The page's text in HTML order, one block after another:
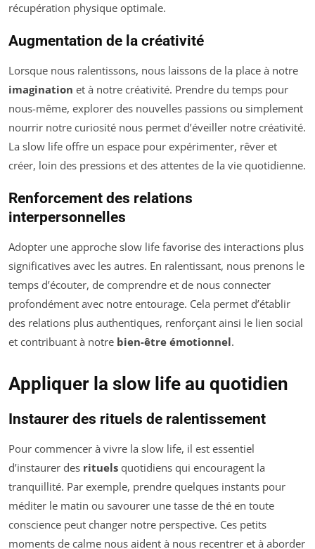
récupération physique optimale.
Augmentation de la créativité
Lorsque nous ralentissons, nous laissons de la place à notre
imagination et à notre créativité. Prendre du temps pour
nous-même, explorer des nouvelles passions ou simplement
nourrir notre curiosité nous permet d’éveiller notre créativité.
La slow life offre un espace pour expérimenter, rêver et
créer, loin des pressions et des attentes de la vie quotidienne.
Renforcement des relations
interpersonnelles
Adopter une approche slow life favorise des interactions plus
significatives avec les autres. En ralentissant, nous prenons le
temps d’écouter, de comprendre et de nous connecter
profondément avec notre entourage. Cela permet d’établir
des relations plus authentiques, renforçant ainsi le lien social
et contribuant à notre bien-être émotionnel.
Appliquer la slow life au quotidien
Instaurer des rituels de ralentissement
Pour commencer à vivre la slow life, il est essentiel
d’instaurer des rituels quotidiens qui encouragent la
tranquillité. Par exemple, prendre quelques instants pour
méditer le matin ou savourer une tasse de thé en toute
conscience peut changer notre perspective. Ces petits
moments de calme nous aident à nous recentrer et à aborder